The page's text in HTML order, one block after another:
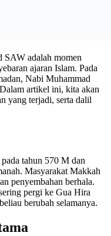
SAW adalah momen
ajaran Islam. Pada
Nabi Muhammad
artikel ini, kita akan
yang terjadi, serta dalil
tahun 570 M dan
Masyarakat Makkah
penyembahan berhala.
pergi ke Gua Hira
berubah selamanya.